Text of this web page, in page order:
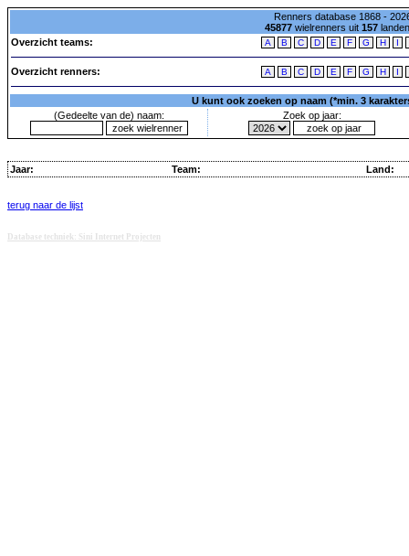
Renners database 1868 -
45877wielrenners uit 157
Overzicht teams:
A B C D E F G H I
Overzicht renners: A B C D E F G H I
U kunt ook zoeken op naam (*min. 3
(Gedeelte van de) naam:
Zoek op jaar:
Jaar: Team: Land:
terug naar de lijst
Database techniek: Sini Internet Projecten